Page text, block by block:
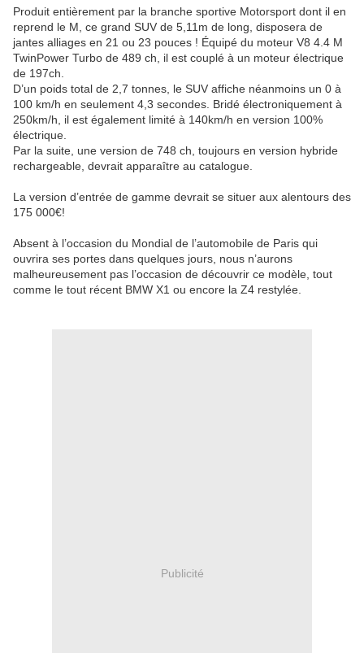
Produit entièrement par la branche sportive Motorsport dont il en
reprend le M, ce grand SUV de 5,11m de long, disposera de
jantes alliages en 21 ou 23 pouces ! Équipé du moteur V8 4.4 M
TwinPower Turbo de 489 ch, il est couplé à un moteur électrique
de 197ch.
D’un poids total de 2,7 tonnes, le SUV affiche néanmoins un 0 à
100 km/h en seulement 4,3 secondes. Bridé électroniquement à
250km/h, il est également limité à 140km/h en version 100%
électrique.
Par la suite, une version de 748 ch, toujours en version hybride
rechargeable, devrait apparaître au catalogue.
La version d’entrée de gamme devrait se situer aux alentours des
175 000€!
Absent à l’occasion du Mondial de l’automobile de Paris qui
ouvrira ses portes dans quelques jours, nous n’aurons
malheureusement pas l’occasion de découvrir ce modèle, tout
comme le tout récent BMW X1 ou encore la Z4 restylée.
Publicité